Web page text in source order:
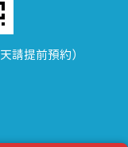
請提前預約）